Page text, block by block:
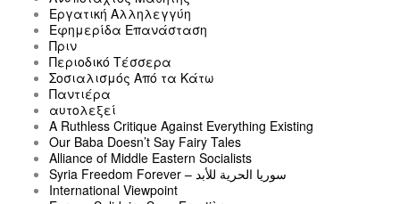
Εργατική Αλληλεγγύη
Εφημερίδα Επανάσταση
Πριν
Περιοδικό Τέσσερα
Σοσιαλισμός Από τα Κάτω
Παντιέρα
αυτολεξεί
A Ruthless Critique Against Everything Existing
Our Baba Doesn’t Say Fairy Tales
Alliance of Middle Eastern Socialists
Syria Freedom Forever – سوريا الحرية للأبد
International Viewpoint